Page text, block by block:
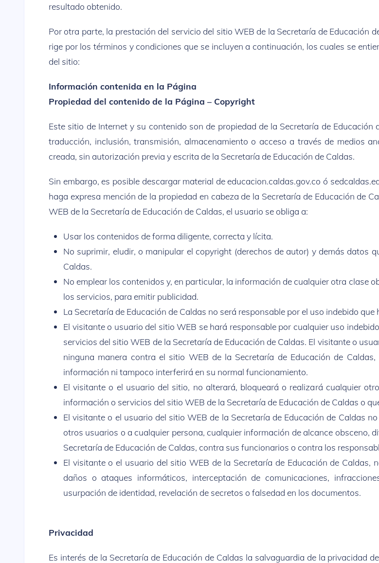
resultado obtenido.
Por otra parte, la prestación del servicio del sitio WEB de la Secretaría de Educación
rige por los términos y condiciones que se incluyen a continuación, los cuales se
del sitio:
Información contenida en la Página
Propiedad del contenido de la Página – Copyright
Este sitio de Internet y su contenido son de propiedad de la Secretaría de
traducción, inclusión, transmisión, almacenamiento o acceso a través de medios
creada, sin autorización previa y escrita de la Secretaría de Educación de Caldas.
Sin embargo, es posible descargar material de educacion.caldas.gov.co ó
haga expresa mención de la propiedad en cabeza de la Secretaría de Educación de
WEB de la Secretaría de Educación de Caldas, el usuario se obliga a:
Usar los contenidos de forma diligente, correcta y lícita.
No suprimir, eludir, o manipular el copyright (derechos de autor) y demás datos
Caldas.
No emplear los contenidos y, en particular, la información de cualquier otra clase
los servicios, para emitir publicidad.
La Secretaría de Educación de Caldas no será responsable por el uso indebido
El visitante o usuario del sitio WEB se hará responsable por cualquier uso
servicios del sitio WEB de la Secretaría de Educación de Caldas. El visitante o
ninguna manera contra el sitio WEB de la Secretaría de Educación de
información ni tampoco interferirá en su normal funcionamiento.
El visitante o el usuario del sitio, no alterará, bloqueará o realizará cualquier
información o servicios del sitio WEB de la Secretaría de Educación de Caldas o
El visitante o el usuario del sitio WEB de la Secretaría de Educación de Caldas
otros usuarios o a cualquier persona, cualquier información de alcance obsceno,
Secretaría de Educación de Caldas, contra sus funcionarios o contra los
El visitante o el usuario del sitio WEB de la Secretaría de Educación de
daños o ataques informáticos, interceptación de comunicaciones,
usurpación de identidad, revelación de secretos o falsedad en los documentos.
Privacidad
Es interés de la Secretaría de Educación de Caldas la salvaguardia de la privacidad